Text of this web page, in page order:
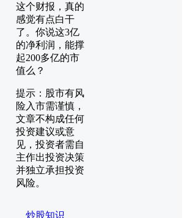
这个财报，真的
感觉有点白干
了。你说这3亿
的净利润，能撑
起200多亿的市
值么？
提示：股市有风
险入市需谨慎，
文章不构成任何
投资建议或意
见，投资者需自
主作出投资决策
并独立承担投资
风险。
炒股知识